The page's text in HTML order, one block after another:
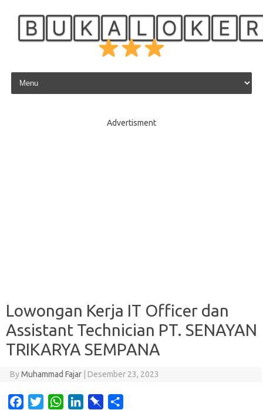
Skip to content
Advertisment
Lowongan Kerja IT Officer dan
Assistant Technician PT. SENAYAN
TRIKARYA SEMPANA
ByMuhammad Fajar Desember 23, 2023
W